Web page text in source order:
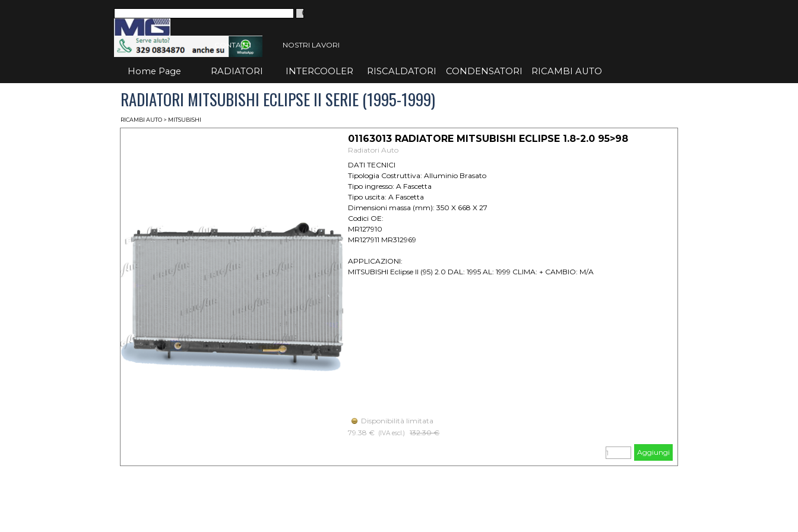
Salta menù
CONTATTI NOSTRI LAVORI
Salta menù
Home Page RADIATORI ▼
INTERCOOLER ▼
RISCALDATORI ▼
CONDENSATORI ▼
RICAMBI AUTO
RADIATORI MITSUBISHI ECLIPSE II SERIE (1995-1999)
RICAMBI AUTO > MITSUBISHI
01163013 RADIATORE MITSUBISHI ECLIPSE 1.8-2.0 95>98
Radiatori Auto
DATI TECNICI
Tipologia Costruttiva: Alluminio Brasato
Tipo ingresso: A Fascetta
Tipo uscita: A Fascetta
Dimensioni massa (mm): 350 X 668 X 27
Codici OE:
MR127910
MR127911 MR312969
APPLICAZIONI:
MITSUBISHI Eclipse II (95) 2.0 DAL: 1995 AL: 1999 CLIMA: + CAMBIO: M/A
Disponibilità limitata
79.38 €
(IVA escl.) Prezzo senza sconto
132.30 €
Aggiungi